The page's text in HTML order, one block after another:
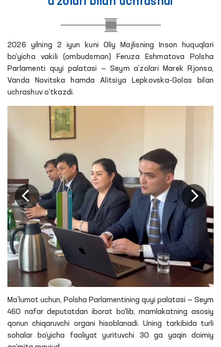
2026 yilning 2 iyun kuni Oliy Majlisning Inson huquqlari
bo‘yicha vakili (ombudsman) Feruza Eshmatova Polsha
Parlamenti quyi palatasi — Seym a’zolari Marek Rjonsa,
Vanda Novitska hamda Alitsiya Lepkovska-Golas bilan
uchrashuv o‘tkazdi.
Ma’lumot uchun, Polsha Parlamentining quyi palatasi — Seym
460 nafar deputatdan iborat bo‘lib, mamlakatning asosiy
qonun chiqaruvchi organi hisoblanadi. Uning tarkibida turli
sohalar bo‘yicha faoliyat yurituvchi 30 ga yaqin doimiy